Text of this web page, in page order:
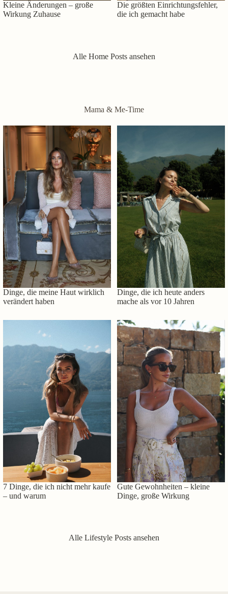
Kleine Änderungen – große
Wirkung Zuhause
Die größten Einrichtungsfehler,
die ich gemacht habe
Alle Home Posts ansehen
Mama & Me-Time
Dinge, die meine Haut wirklich
verändert haben
Dinge, die ich heute anders
mache als vor 10 Jahren
7 Dinge, die ich nicht mehr kaufe
– und warum
Gute Gewohnheiten – kleine
Dinge, große Wirkung
Alle Lifestyle Posts ansehen